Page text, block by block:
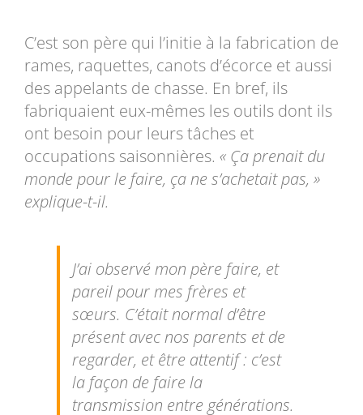
C’est son père qui l’initie à la fabrication de
rames, raquettes, canots d’écorce et aussi
des appelants de chasse. En bref, ils
fabriquaient eux-mêmes les outils dont ils
ont besoin pour leurs tâches et
occupations saisonnières. « Ça prenait du
monde pour le faire, ça ne s’achetait pas, »
explique-t-il.
J’ai observé mon père faire, et
pareil pour mes frères et
sœurs. C’était normal d’être
présent avec nos parents et de
regarder, et être attentif : c’est
la façon de faire la
transmission entre générations.